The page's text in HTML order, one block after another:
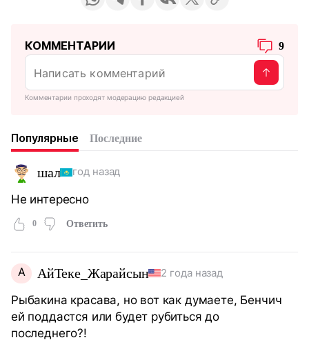
КОММЕНТАРИИ 9
Комментарии проходят модерацию редакцией
Популярные Последние
шал год назад
Не интересно
0 Ответить
А АйТеке_Жарайсын 2 года назад
Рыбакина красава, но вот как думаете, Бенчич
ей поддастся или будет рубиться до
последнего?!